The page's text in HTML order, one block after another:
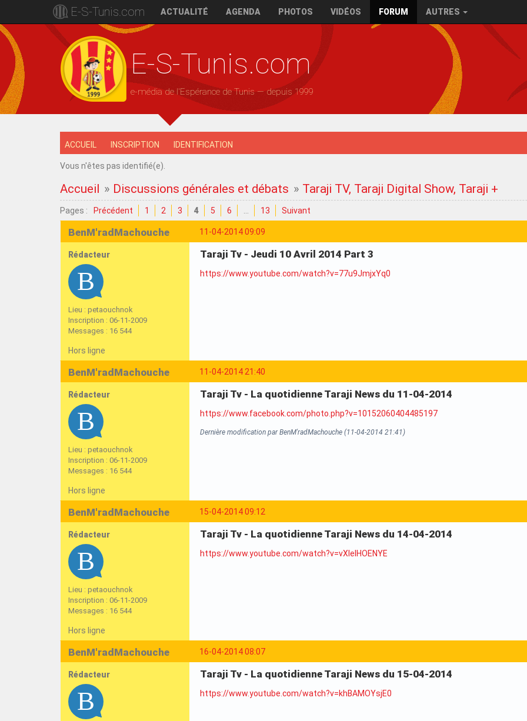
E-S-Tunis.com ACTUALITÉ AGENDA PHOTOS VIDÉOS FORUM AUTRES
E-S-Tunis.com
e-média de l'Espérance de Tunis — depuis 1999
ACCUEIL INSCRIPTION IDENTIFICATION
Vous n'êtes pas identifié(e).
Accueil » Discussions générales et débats » Taraji TV, Taraji Digital Show, Taraji +
Pages : Précédent 1 2 3 4 5 6 13 Suivant
11-04-2014 09:09
BenM'radMachouche
Rédacteur
Lieu : petaouchnok
Inscription : 06-11-2009
Messages : 16 544
Taraji Tv - Jeudi 10 Avril 2014 Part 3
https://www.youtube.com/watch?v=77u9JmjxYq0
Hors ligne
11-04-2014 21:40
BenM'radMachouche
Rédacteur
Lieu : petaouchnok
Inscription : 06-11-2009
Messages : 16 544
Taraji Tv - La quotidienne Taraji News du 11-04-2014
https://www.facebook.com/photo.php?v=10152060404485197
Dernière modification par BenM'radMachouche (11-04-2014 21:41)
Hors ligne
15-04-2014 09:12
BenM'radMachouche
Rédacteur
Lieu : petaouchnok
Inscription : 06-11-2009
Messages : 16 544
Taraji Tv - La quotidienne Taraji News du 14-04-2014
https://www.youtube.com/watch?v=vXlelHOENYE
Hors ligne
16-04-2014 08:07
BenM'radMachouche
Rédacteur Taraji Tv - La quotidienne Taraji News du 15-04-2014
https://www.youtube.com/watch?v=khBAMOYsjE0